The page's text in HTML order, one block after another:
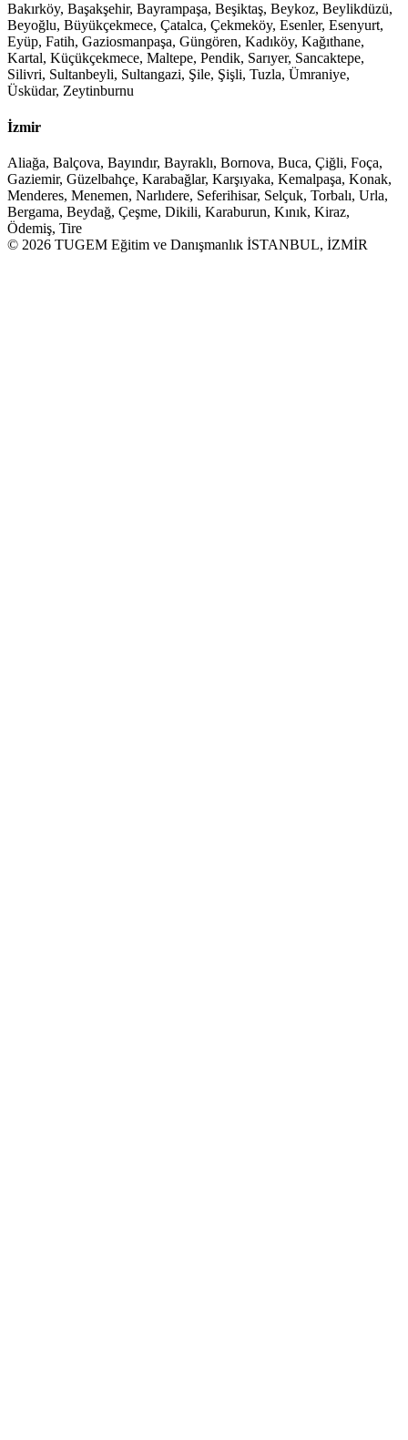
Bakırköy, Başakşehir, Bayrampaşa, Beşiktaş, Beykoz, Beylikdüzü,
Beyoğlu, Büyükçekmece, Çatalca, Çekmeköy, Esenler, Esenyurt,
Eyüp, Fatih, Gaziosmanpaşa, Güngören, Kadıköy, Kağıthane,
Kartal, Küçükçekmece, Maltepe, Pendik, Sarıyer, Sancaktepe,
Silivri, Sultanbeyli, Sultangazi, Şile, Şişli, Tuzla, Ümraniye,
Üsküdar, Zeytinburnu
İzmir
Aliağa, Balçova, Bayındır, Bayraklı, Bornova, Buca, Çiğli, Foça,
Gaziemir, Güzelbahçe, Karabağlar, Karşıyaka, Kemalpaşa, Konak,
Menderes, Menemen, Narlıdere, Seferihisar, Selçuk, Torbalı, Urla,
Bergama, Beydağ, Çeşme, Dikili, Karaburun, Kınık, Kiraz,
Ödemiş, Tire
© 2026 TUGEM Eğitim ve Danışmanlık İSTANBUL, İZMİR